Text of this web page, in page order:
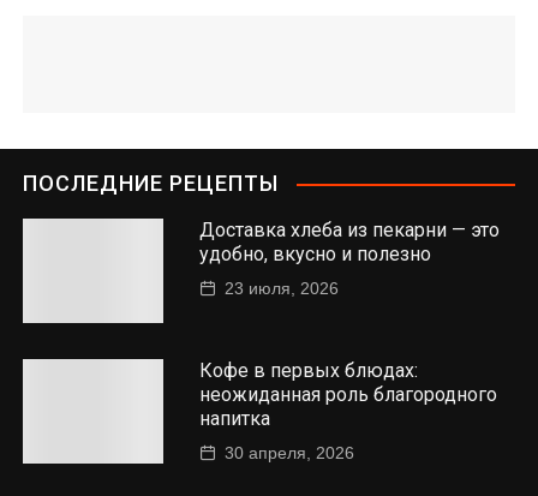
ПОСЛЕДНИЕ РЕЦЕПТЫ
Доставка хлеба из пекарни — это
удобно, вкусно и полезно
23 июля, 2026
Кофе в первых блюдах:
неожиданная роль благородного
напитка
30 апреля, 2026